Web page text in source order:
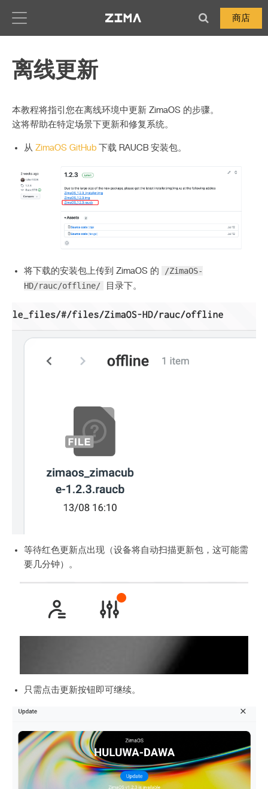
商店
离线更新
本教程将指引您在离线环境中更新 ZimaOS 的步骤。
这将帮助在特定场景下更新和修复系统。
从 ZimaOS GitHub 下载 RAUCB 安装包。
将下载的安装包上传到 ZimaOS 的
/ZimaOS-
HD/rauc/offline/
目录下。
等待红色更新点出现（设备将自动扫描更新包，这可能需
要几分钟）。
只需点击更新按钮即可继续。